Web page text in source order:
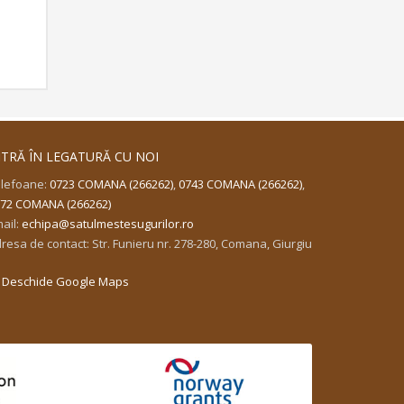
ÎN LEGATURĂ CU NOI
0723 COMANA (266262),0743 COMANA (266262),
COMANA (266262)
echipa@satulmestesugurilor.ro
de contact: Str. Funieru nr. 278-280, Comana, Giurgiu
Deschide Google Maps